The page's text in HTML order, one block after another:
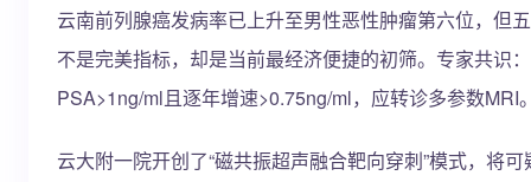
云南前列腺癌发病率已上升至男性恶性肿瘤第六位，但
不是完美指标，却是当前最经济便捷的初筛。专家共识
PSA>1ng/ml且逐年增速>0.75ng/ml，应转诊多参数MRI
云大附一院开创了“磁共振超声融合靶向穿刺”模式，将